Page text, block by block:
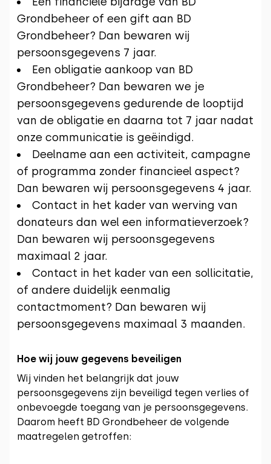
Grondbeheer of een gift aan BD
Grondbeheer? Dan bewaren wij
persoonsgegevens 7 jaar.
Een obligatie aankoop van BD
Grondbeheer? Dan bewaren we je
persoonsgegevens gedurende de looptijd
van de obligatie en daarna tot 7 jaar nadat
onze communicatie is geëindigd.
Deelname aan een activiteit, campagne
of programma zonder financieel aspect?
Dan bewaren wij persoonsgegevens 4 jaar.
Contact in het kader van werving van
donateurs dan wel een informatieverzoek?
Dan bewaren wij persoonsgegevens
maximaal 2 jaar.
Contact in het kader van een sollicitatie,
of andere duidelijk eenmalig
contactmoment? Dan bewaren wij
persoonsgegevens maximaal 3 maanden.
Hoe wij jouw gegevens beveiligen
Wij vinden het belangrijk dat jouw
persoonsgegevens zijn beveiligd tegen verlies of
onbevoegde toegang van je persoonsgegevens.
Daarom heeft BD Grondbeheer de volgende
maatregelen getroffen: